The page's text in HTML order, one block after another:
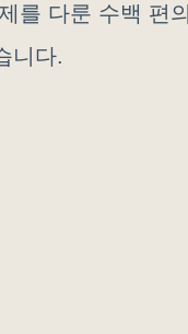
를 다룬 수백 편의
니다.